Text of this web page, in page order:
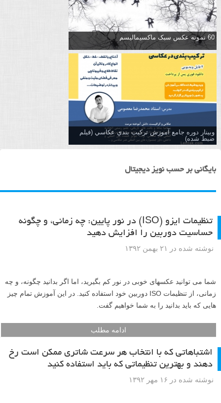
60 نمونه عکس سبک ماکسیمالیسم
وبینار دوره جامع آموزش تركيب بندي عكاسي (فیلم
ضبط شده)
بایگانی بر حسب نویز دیجیتال
تنظیمات ایزو (ISO) در نور پایین: چه زمانی، و چگونه
حساسیت دوربین را افزایش دهید
نوشته شده در ۲۱ بهمن ۱۳۹۲
شما می توانید عکسهای خوبی در نور کم بگیرید، اما اگر بدانید چگونه، و چه
زمانی، از تنظیمات ISO دوربین خود استفاده کنید. در این آموزش تمام چیز
هایی که باید بدانید را به شما خواهیم گفت.
ادامه مطلب
اشتباهاتی که با انتخاب هر سرعت شاتری ممکن است رخ
دهند و بهترین تنظیماتی که باید استفاده کنید
نوشته شده در ۱۶ مهر ۱۳۹۲